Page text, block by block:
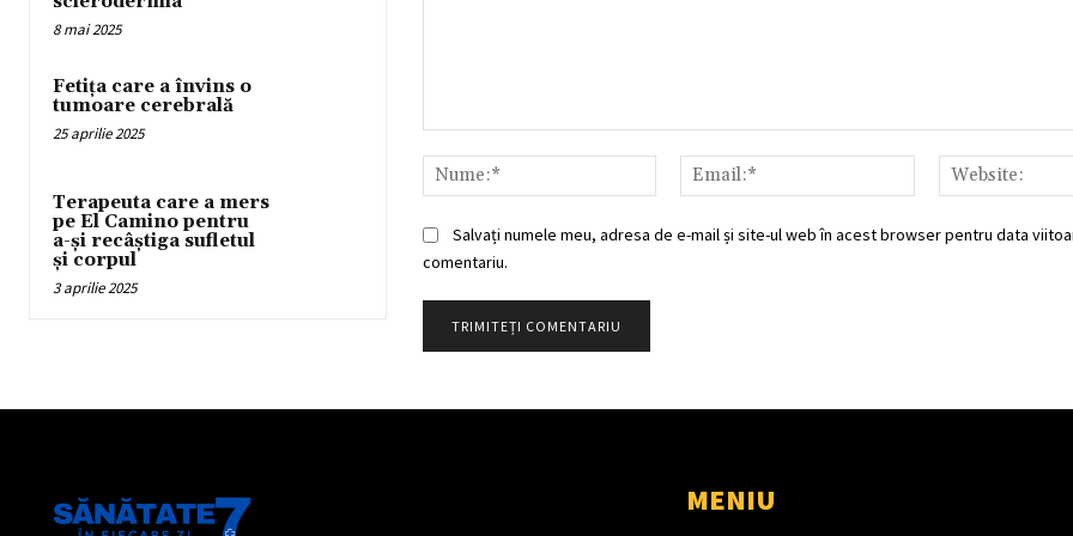
8 mai 2025
Fetița care a învins o
tumoare cerebrală
25 aprilie 2025
Terapeuta care a mers
pe El Camino pentru
a-și recâștiga sufletul
și corpul
3 aprilie 2025
Nume:*
Email:*
Salvați numele meu, adresa de e-mail și site-ul web în acest browser pentru data
comentariu.
MENIU